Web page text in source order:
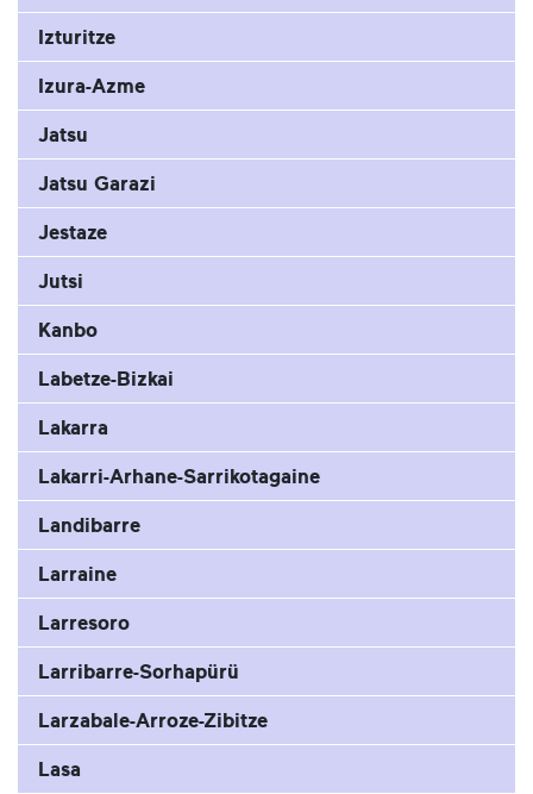
Izturitze
Izura-Azme
Jatsu
Jatsu Garazi
Jestaze
Jutsi
Kanbo
Labetze-Bizkai
Lakarra
Lakarri-Arhane-Sarrikotagaine
Landibarre
Larraine
Larresoro
Larribarre-Sorhapürü
Larzabale-Arroze-Zibitze
Lasa